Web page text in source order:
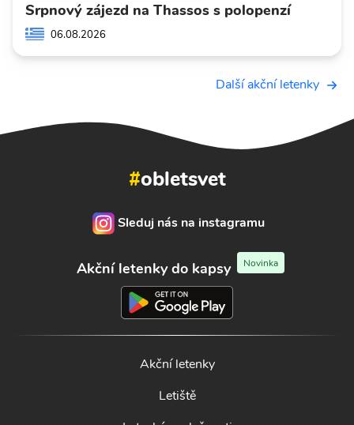
Srpnový zájezd na Thassos s polopenzí
06.08.2026
Další akční letenky
#obletsvet
Sleduj nás na instagramu
Akční letenky do kapsy Novinka
Akční letenky
Letiště